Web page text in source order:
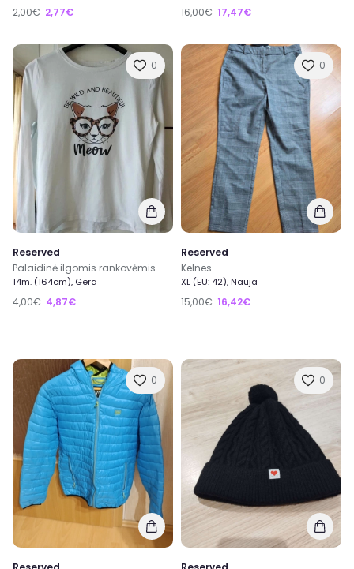
2,00€ 2,77€ 16,00€ 17,47€
0
Reserved
Palaidinė ilgomis rankovėmis
14m. (164cm), Gera
4,00€ 4,87€
0
Reserved
Kelnes
XL (EU: 42), Nauja
15,00€ 16,42€
0 0